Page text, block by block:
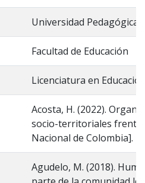
Universidad Pedagógica
Facultad de Educación
Licenciatura en
Acosta, H. (2022).
socio-territoriales frente
Nacional de Colombia].
Agudelo, M. (2018).